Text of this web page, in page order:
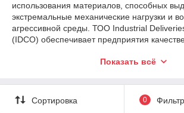
использования материалов, способных
экстремальные механические нагрузки и
агрессивной среды. ТОО Industrial
(IDCO) обеспечивает предприятия
ведущих заводов-изготовителей. В
государственным стандартам и
гарантирует долговечность готовых
эксплуатационных условиях.
Показать всё
Сортировка 0